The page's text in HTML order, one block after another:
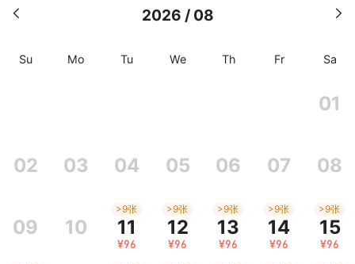
2026 / 08
Su Mo Tu We Th Fr Sa
01
02 03 04 05 06 07 08
09 10
>9张
11
¥96
>9张
12
¥96
>9张
13
¥96
>9张
14
¥96
>9张
15
¥96